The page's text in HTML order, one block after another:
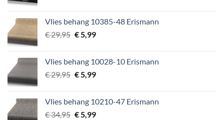
€ 49,95.€ 5,99.
Vlies behang 10385-48 Erismann
€29,95 Oorspronkelijke
€ 29,95.
€5,99Huidige
€ 5,99.
Vlies behang 10028-10 Erismann
€29,95 Oorspronkelijke
€ 29,95.
€5,99Huidige
€ 5,99.
Vlies behang 10210-47 Erismann
€34,95 Oorspronkelijke
€5,99Huidige